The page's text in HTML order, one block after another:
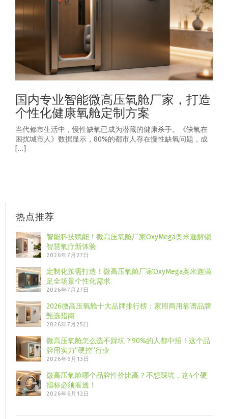
国内专业智能微高压氧舱厂家，打造
个性化健康氧舱定制方案
当代都市生活中，慢性缺氧已成为潜藏的健康杀手。《缺氧在
困扰城市人》数据显示，80%的都市人存在慢性缺氧问题，成
[…]
热点推荐
智能科技赋能！微高压氧舱厂家OxyMega奥米迦解锁
智慧氧疗新体验
2026年7月27日
定制化按需打造！微高压氧舱厂家OxyMega奥米迦满
足全场景个性化需求
2026年7月27日
2026微高压氧舱十大品牌排行榜：家用商用靠谱品牌
甄选指南
2026年7月25日
微高压氧舱怎么选不踩坑？90%的人都中招！这个品
牌用实力“硬控”行业
2026年6月13日
微高压氧舱哪个品牌性价比高？不想踩坑，这4个硬
指标必须看透！
2026年6月12日